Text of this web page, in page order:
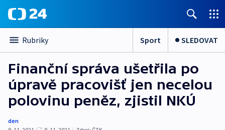
Rubriky Sport SLEDOVAT
Finanční správa ušetřila po
úpravě pracovišť jen necelou
polovinu peněz, zjistil NKÚ
den